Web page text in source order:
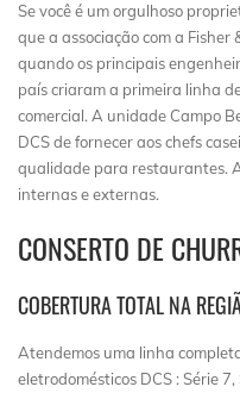
Se você é um orgulhoso
que a associação com a
quando os principais
país criaram a primeira linha
comercial. A unidade Campo
DCS de fornecer aos chefs
qualidade para restaurantes.
internas e externas.
CONSERTO DE
COBERTURA TOTAL NA
Atendemos uma linha
eletrodomésticos DCS : Série